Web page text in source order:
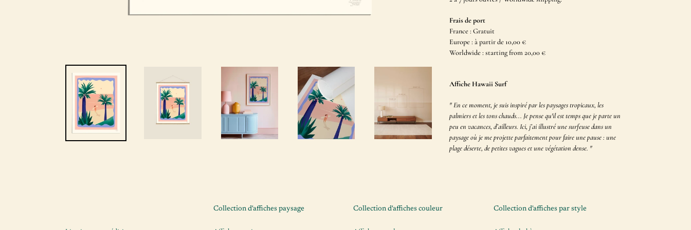
Frais de port
France : Gratuit
Europe : à partir de 10,00 €
Worldwide : starting from 20,00 €
Affiche Hawaii Surf
"En ce moment, je suis inspiré par les paysages tropicaux, les
palmiers et les tons chauds... Je pense qu'il est temps que je parte un
peu en vacances, d’ailleurs. Ici, j’ai illustré une surfeuse dans un
paysage où je me projette parfaitement pour faire une pause : une
plage déserte, de petites vagues et une végétation dense. "
Collection d'affiches paysage Collection d'affiches couleur Collection d'affiches par style